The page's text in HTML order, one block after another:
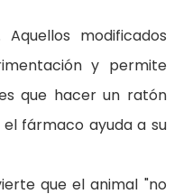
modificados
y permite
que hacer un ratón
fármaco ayuda a su
que el animal "no